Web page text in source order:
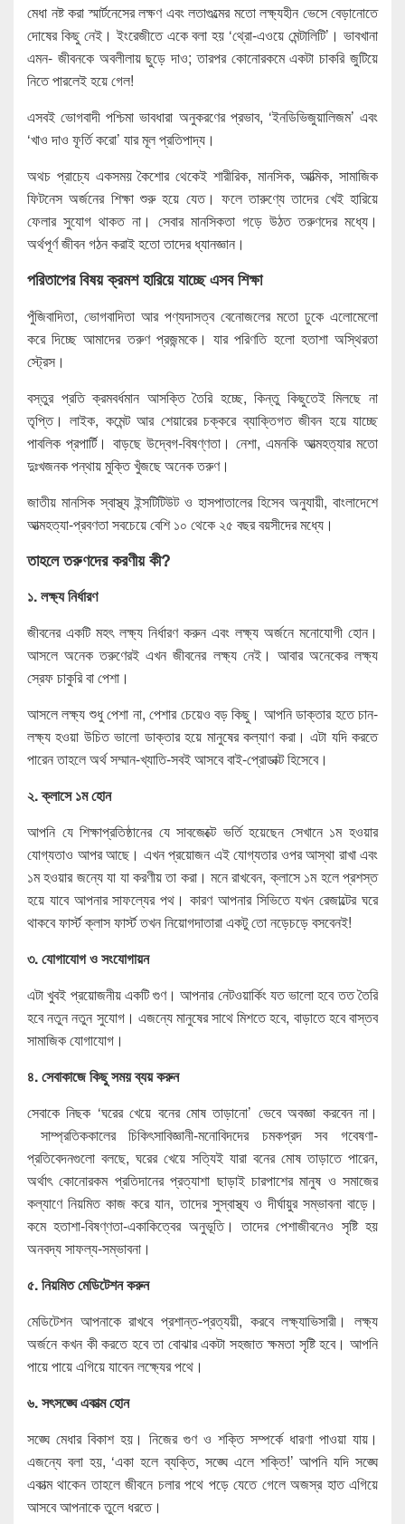
মেধা নষ্ট করা স্মার্টনেসের লক্ষণ এবং লতাগুল্মের মতো লক্ষ্যহীন ভেসে বেড়ানোতে
দোষের কিছু নেই। ইংরেজীতে একে বলা হয় ‘থ্রো-এওয়ে মেন্টালিটি’। ভাবখানা
এমন- জীবনকে অবলীলায় ছুড়ে দাও; তারপর কোনোরকমে একটা চাকরি জুটিয়ে
নিতে পারলেই হয়ে গেল!
এসবই ভোগবাদী পশ্চিমা ভাবধারা অনুকরণের প্রভাব, ‘ইনডিভিজুয়ালিজম’ এবং
‘খাও দাও ফূর্তি করো’ যার মূল প্রতিপাদ্য।
অথচ প্রাচ্যে একসময় কৈশোর থেকেই শারীরিক, মানসিক, আত্মিক, সামাজিক
ফিটনেস অর্জনের শিক্ষা শুরু হয়ে যেত। ফলে তারুণ্যে তাদের খেই হারিয়ে
ফেলার সুযোগ থাকত না। সেবার মানসিকতা গড়ে উঠত তরুণদের মধ্যে।
অর্থপূর্ণ জীবন গঠন করাই হতো তাদের ধ্যানজ্ঞান।
পরিতাপের বিষয় ক্রমশ হারিয়ে যাচ্ছে এসব শিক্ষা
পুঁজিবাদিতা, ভোগবাদিতা আর পণ্যদাসত্ব বেনোজলের মতো ঢুকে এলোমেলো
করে দিচ্ছে আমাদের তরুণ প্রজন্মকে। যার পরিণতি হলো হতাশা অস্থিরতা
স্ট্রেস।
বস্তুর প্রতি ক্রমবর্ধমান আসক্তি তৈরি হচ্ছে, কিন্তু কিছুতেই মিলছে না
তৃপ্তি। লাইক, কমেন্ট আর শেয়ারের চক্করে ব্যাক্তিগত জীবন হয়ে যাচ্ছে
পাবলিক প্রপার্টি। বাড়ছে উদ্বেগ-বিষণ্ণতা। নেশা, এমনকি আত্মহত্যার মতো
দুঃখজনক পন্থায় মুক্তি খুঁজছে অনেক তরুণ।
জাতীয় মানসিক স্বাস্থ্য ইন্সটিটিউট ও হাসপাতালের হিসেব অনুযায়ী, বাংলাদেশে
আত্মহত্যা-প্রবণতা সবচেয়ে বেশি ১০ থেকে ২৫ বছর বয়সীদের মধ্যে।
তাহলে তরুণদের করণীয় কী?
১. লক্ষ্য নির্ধারণ
জীবনের একটি মহৎ লক্ষ্য নির্ধারণ করুন এবং লক্ষ্য অর্জনে মনোযোগী হোন।
আসলে অনেক তরুণেরই এখন জীবনের লক্ষ্য নেই। আবার অনেকের লক্ষ্য
স্রেফ চাকুরি বা পেশা।
আসলে লক্ষ্য শুধু পেশা না, পেশার চেয়েও বড় কিছু। আপনি ডাক্তার হতে চান-
লক্ষ্য হওয়া উচিত ভালো ডাক্তার হয়ে মানুষের কল্যাণ করা। এটা যদি করতে
পারেন তাহলে অর্থ সম্মান-খ্যাতি-সবই আসবে বাই-প্রোডাক্ট হিসেবে।
২. ক্লাসে ১ম হোন
আপনি যে শিক্ষাপ্রতিষ্ঠানের যে সাবজেক্টে ভর্তি হয়েছেন সেখানে ১ম হওয়ার
যোগ্যতাও আপর আছে। এখন প্রয়োজন এই যোগ্যতার ওপর আস্থা রাখা এবং
১ম হওয়ার জন্যে যা যা করণীয় তা করা। মনে রাখবেন, ক্লাসে ১ম হলে প্রশস্ত
হয়ে যাবে আপনার সাফল্যের পথ। কারণ আপনার সিভিতে যখন রেজাল্টের ঘরে
থাকবে ফার্স্ট ক্লাস ফার্স্ট তখন নিয়োগদাতারা একটু তো নড়েচড়ে বসবেনই!
৩. যোগাযোগ ও সংযোগায়ন
এটা খুবই প্রয়োজনীয় একটি গুণ। আপনার নেটওয়ার্কিং যত ভালো হবে তত তৈরি
হবে নতুন নতুন সুযোগ। এজন্যে মানুষের সাথে মিশতে হবে, বাড়াতে হবে বাস্তব
সামাজিক যোগাযোগ।
৪. সেবাকাজে কিছু সময় ব্যয় করুন
সেবাকে নিছক ‘ঘরের খেয়ে বনের মোষ তাড়ানো’ ভেবে অবজ্ঞা করবেন না।
সাম্প্রতিককালের চিকিৎসাবিজ্ঞানী-মনোবিদদের চমকপ্রদ সব গবেষণা-
প্রতিবেদনগুলো বলছে, ঘরের খেয়ে সত্যিই যারা বনের মোষ তাড়াতে পারেন,
অর্থাৎ কোনোরকম প্রতিদানের প্রত্যাশা ছাড়াই চারপাশের মানুষ ও সমাজের
কল্যাণে নিয়মিত কাজ করে যান, তাদের সুস্বাস্থ্য ও দীর্ঘায়ুর সম্ভাবনা বাড়ে।
কমে হতাশা-বিষণ্ণতা-একাকিত্বের অনুভূতি। তাদের পেশাজীবনেও সৃষ্টি হয়
অনবদ্য সাফল্য-সম্ভাবনা।
৫. নিয়মিত মেডিটেশন করুন
মেডিটেশন আপনাকে রাখবে প্রশান্ত-প্রত্যয়ী, করবে লক্ষ্যাভিসারী। লক্ষ্য
অর্জনে কখন কী করতে হবে তা বোঝার একটা সহজাত ক্ষমতা সৃষ্টি হবে। আপনি
পায়ে পায়ে এগিয়ে যাবেন লক্ষ্যের পথে।
৬. সৎসঙ্ঘে একাত্ম হোন
সঙ্ঘে মেধার বিকাশ হয়। নিজের গুণ ও শক্তি সম্পর্কে ধারণা পাওয়া যায়।
এজন্যে বলা হয়, ‘একা হলে ব্যক্তি, সঙ্ঘে এলে শক্তি!’ আপনি যদি সঙ্ঘে
একাত্ম থাকেন তাহলে জীবনে চলার পথে পড়ে যেতে গেলে অজস্র হাত এগিয়ে
আসবে আপনাকে তুলে ধরতে।